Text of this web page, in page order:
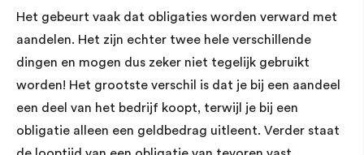
Het gebeurt vaak dat obligaties worden verward met
aandelen. Het zijn echter twee hele verschillende
dingen en mogen dus zeker niet tegelijk gebruikt
worden! Het grootste verschil is dat je bij een aandeel
een deel van het bedrijf koopt, terwijl je bij een
obligatie alleen een geldbedrag uitleent. Verder staat